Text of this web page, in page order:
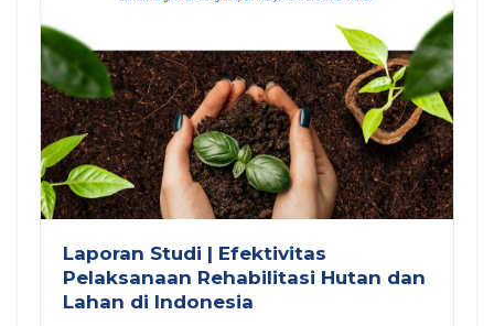
Laporan Studi | Efektivitas
Pelaksanaan Rehabilitasi Hutan dan
Lahan di Indonesia